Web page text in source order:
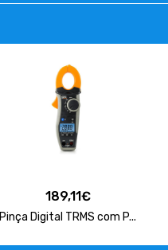
189,11€
Pinça Digital TRMS com P...